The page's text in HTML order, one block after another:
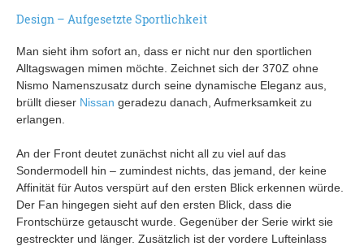
Design – Aufgesetzte Sportlichkeit
Man sieht ihm sofort an, dass er nicht nur den sportlichen
Alltagswagen mimen möchte. Zeichnet sich der 370Z ohne
Nismo Namenszusatz durch seine dynamische Eleganz aus,
brüllt dieser Nissan geradezu danach, Aufmerksamkeit zu
erlangen.
An der Front deutet zunächst nicht all zu viel auf das
Sondermodell hin – zumindest nichts, das jemand, der keine
Affinität für Autos verspürt auf den ersten Blick erkennen würde.
Der Fan hingegen sieht auf den ersten Blick, dass die
Frontschürze getauscht wurde. Gegenüber der Serie wirkt sie
gestreckter und länger. Zusätzlich ist der vordere Lufteinlass